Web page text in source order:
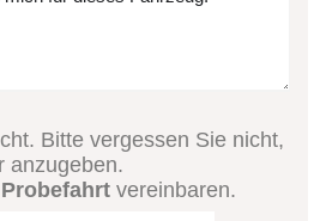
Bitte vergessen Sie nicht,
anzugeben.
Probefahrt vereinbaren.